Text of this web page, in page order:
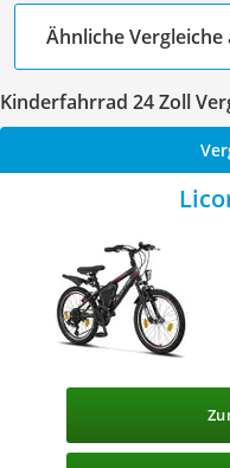
Ähnliche Vergleiche
Kinderfahrrad 24 Zoll